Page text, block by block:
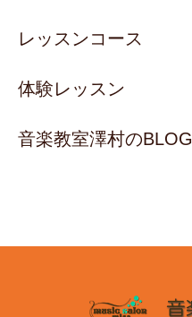
レッスンコース
体験レッスン
音楽教室澤村のBLOG